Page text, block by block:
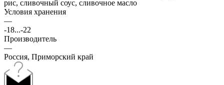
рис, сливочный соус, сливочное масло
Условия хранения
—
-18...-22
Производитель
—
Россия, Приморский край